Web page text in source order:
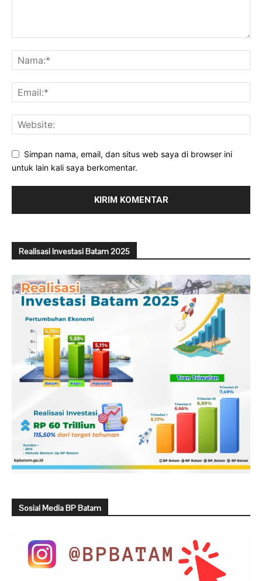
Simpan nama, email, dan situs web saya di browser ini
untuk lain kali saya berkomentar.
Realisasi Investasi Batam 2025
Sosial Media BP Batam